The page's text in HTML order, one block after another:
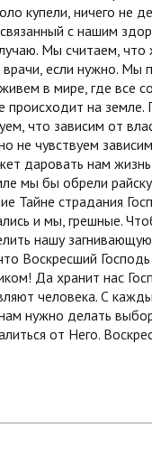
купели, ничего не
с нашим
Мы считаем,
врачи, если нужно.
в мире, где все
происходит на
что зависим от
не чувствуем
даровать нам
мы бы обрели
Тайне страдания
и мы, грешные.
нашу
Воскресший
Да хранит нас
человека. С
нужно делать
от Него.